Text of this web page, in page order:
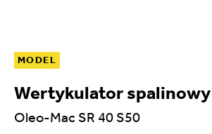
MODEL
Wertykulator spalinowy
Oleo-Mac SR 40 S50